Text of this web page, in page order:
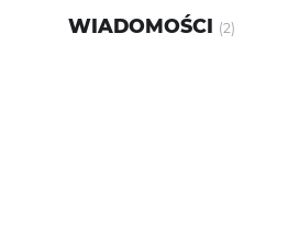
WIADOMOŚCI (2)